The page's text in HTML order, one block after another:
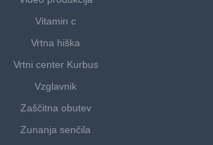
Vitamin c
Vrtna hiška
Vrtni center Kurbus
Vzglavnik
Zaščitna obutev
Zunanja senčila